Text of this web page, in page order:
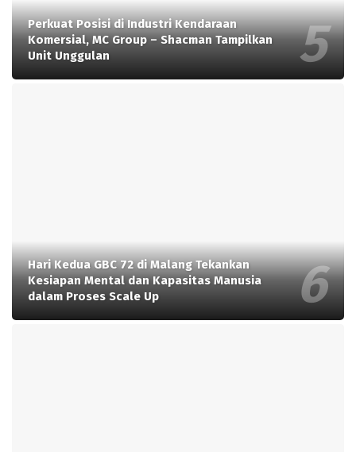
Perkuat Posisi di Industri Kendaraan
Komersial, MC Group – Shacman Tampilkan
Unit Unggulan
Hari Kedua GBC 72 di Malang Tekankan
Kesiapan Mental dan Kapasitas Manusia
dalam Proses Scale Up